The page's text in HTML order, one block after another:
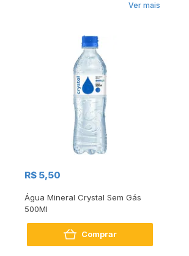
Ver mais
R$ 5,50
Água Mineral Crystal Sem Gás
500Ml
Comprar